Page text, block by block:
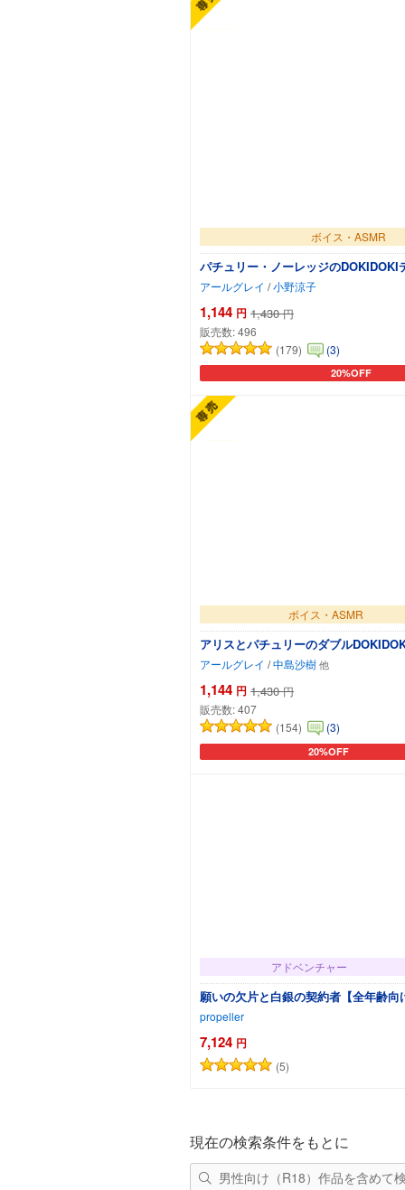
ボイス・ASMR
パチュリー・ノーレッジのDOKIDOKI
アールグレイ /小野涼子
1,144 円 1,430 円
販売数:496
(179)
(3)
20%OFF
カートに追加
ボイス・ASMR
アリスとパチュリーのダブル
アールグレイ /中島沙樹
1,144 円 1,430 円
販売数:407
(154)
(3)
20%OFF
カートに追加
アドベンチャー
願いの欠片と白銀の契約者【全年齢向
propeller
7,124 円
(5)カートに追加
現在の検索条件をもとに
男性向け（R18）作品を含めて